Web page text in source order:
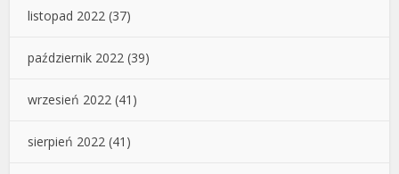
listopad 2022 (37)
październik 2022 (39)
wrzesień 2022 (41)
sierpień 2022 (41)